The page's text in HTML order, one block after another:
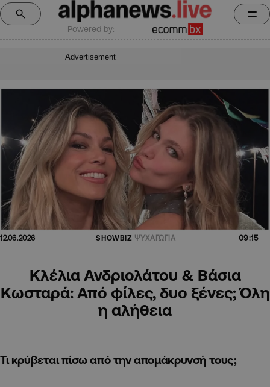
Powered by:
Advertisement
12.06.2026 SHOWBIZ ΨΥΧΑΓΩΓΙΑ 09:15
Κλέλια Ανδριολάτου & Βάσια
Κωσταρά: Από φίλες, δυο ξένες; Όλη
η αλήθεια
Τι κρύβεται πίσω από την απομάκρυνσή τους;